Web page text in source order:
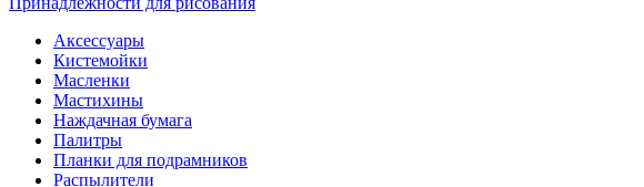
Аксессуары
Кистемойки
Масленки
Мастихины
Наждачная бумага
Палитры
Планки для подрамников
Распылители